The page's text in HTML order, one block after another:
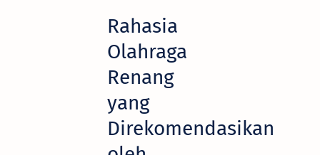
Rahasia
Olahraga
Renang
yang
Direkomendasikan